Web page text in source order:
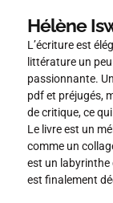
Hélène
L’écriture est
littérature un
passionnante.
pdf et préjugés,
de critique, ce
Le livre est un
comme un
est un labyrinthe
est finalement